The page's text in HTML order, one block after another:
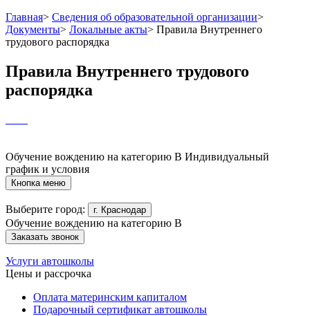
Главная> Сведения об образовательной организации>
Документы> Локальные акты> Правила Внутреннего
трудового распорядка
Правила Внутреннего трудового
распорядка
Обучение вождению на категорию B Индивидуальный
график и условия
Кнопка меню
Выберите город: г. Краснодар
Обучение вождению на категорию B
Заказать звонок
Услуги автошколы
Цены и рассрочка
Оплата материнским капиталом
Подарочный сертификат автошколы